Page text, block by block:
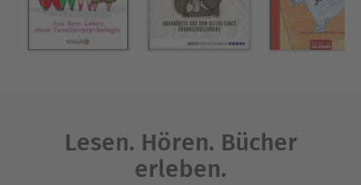
Lesen. Hören. Bücher
erleben.